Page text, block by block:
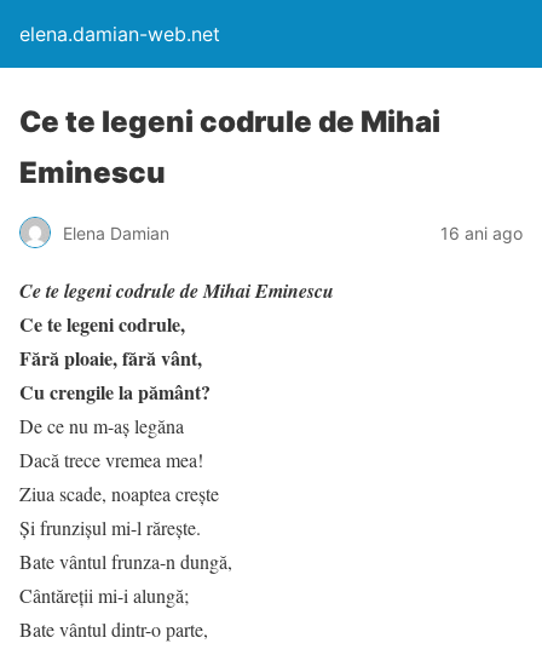
elena.damian-web.net
Ce te legeni codrule de Mihai
Eminescu
Elena Damian 16 ani ago
Ce te legeni codrule de Mihai Eminescu
Ce te legeni codrule,
Fără ploaie, fără vânt,
Cu crengile la pământ?
De ce nu m-aş legăna
Dacă trece vremea mea!
Ziua scade, noaptea creşte
Şi frunzişul mi-l răreşte.
Bate vântul frunza-n dungă,
Cântăreţii mi-i alungă;
Bate vântul dintr-o parte,